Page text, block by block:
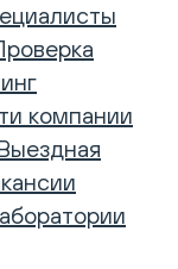
компании